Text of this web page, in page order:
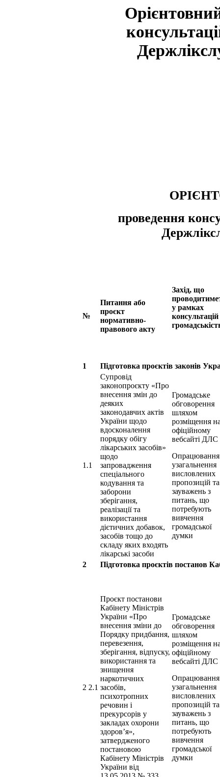
проведення
№
Питання або
проєкт
нормативно-
правового акту
Захід, що
у рамках
консультацій
1 Підготовка проєктів законів
1.1
Супровід
законопроєкту «Про
внесення змін до
деяких
законодавчих актів
України щодо
вдосконалення
порядку обігу
лікарських засобів»
щодо
запровадження
спеціального
кодування та
заборони
зберігання,
реалізації та
використання
дієтичних добавок,
засобів тощо до
складу яких входять
лікарські засоби
Громадське
обговорення
шляхом
розміщення
офіційному
вебсайті ДЛС
Опрацювання
узагальнення
висловлених
пропозицій та
зауважень з
питань, що
потребують
вивчення
громадської
думки
2 Підготовка проєктів постанов
2 2.1
Проєкт постанови
Кабінету Міністрів
України «Про
внесення зміни до
Порядку придбання,
перевезення,
зберігання, відпуску,
використання та
знищення
наркотичних
засобів,
психотропних
речовин і
прекурсорів у
закладах охорони
здоров’я»,
затвердженого
постановою
Кабінету Міністрів
України від
Громадське
обговорення
шляхом
розміщення
офіційному
вебсайті ДЛС
Опрацювання
узагальнення
висловлених
пропозицій та
зауважень з
питань, що
потребують
вивчення
громадської
думки